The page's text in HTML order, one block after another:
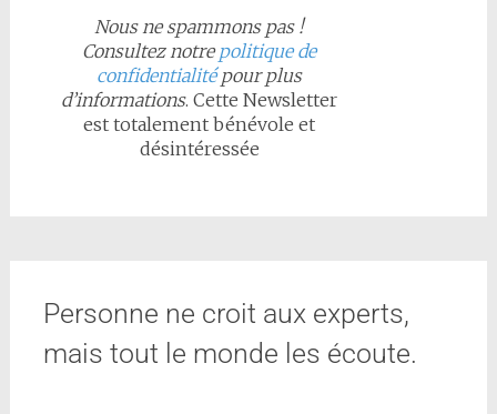
Nous ne spammons pas !
Consultez notrepolitique de
confidentialitépour plus
d’informations. Cette Newsletter
est totalement bénévole et
désintéressée
Personne ne croit aux experts,
mais tout le monde les écoute.